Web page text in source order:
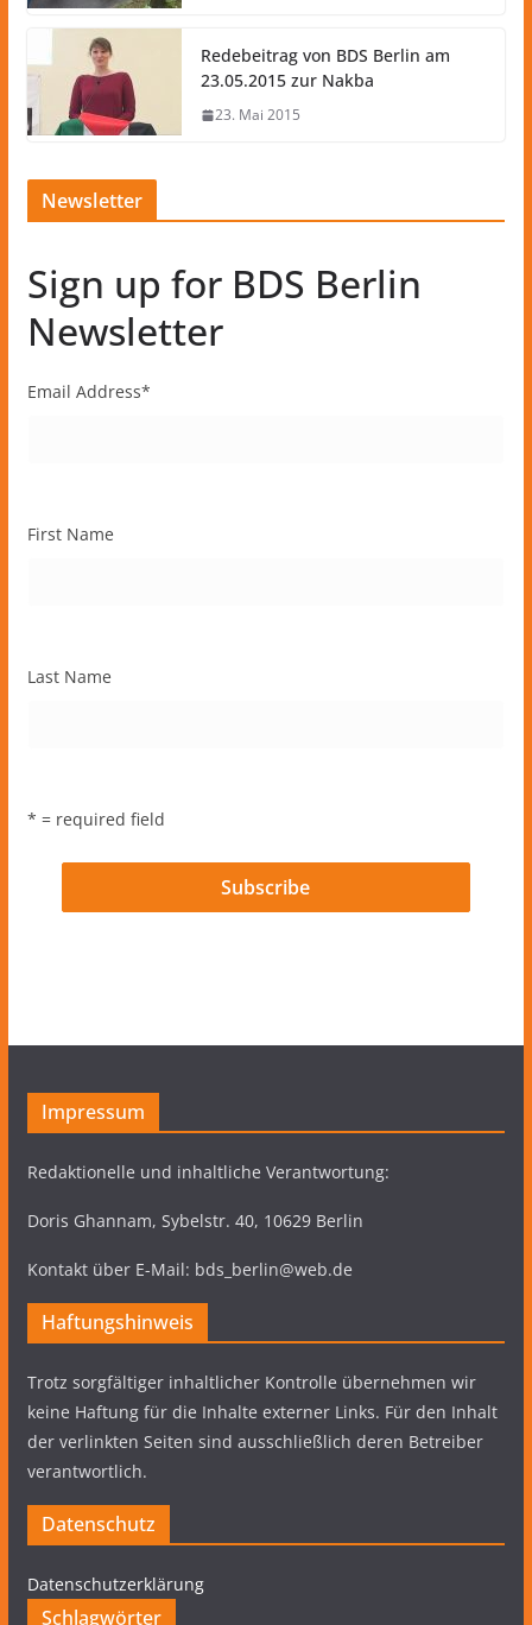
Redebeitrag von BDS Berlin am
23.05.2015 zur Nakba
23. Mai 2015
Newsletter
Sign up for BDS Berlin
Newsletter
Email Address*
First Name
Last Name
* = required field
Impressum
Redaktionelle und inhaltliche Verantwortung:
Doris Ghannam, Sybelstr. 40, 10629 Berlin
Kontakt über E-Mail: bds_berlin@web.de
Haftungshinweis
Trotz sorgfältiger inhaltlicher Kontrolle übernehmen wir
keine Haftung für die Inhalte externer Links. Für den Inhalt
der verlinkten Seiten sind ausschließlich deren Betreiber
verantwortlich.
Datenschutz
Datenschutzerklärung
Schlagwörter